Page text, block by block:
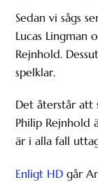
Sedan vi sågs
Lucas Lingman
Rejnhold.
spelklar.
Det återstår att
Philip Rejnhold
är i alla fall
Enligt HD går